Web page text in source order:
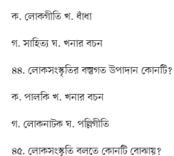
ক. লোকগীতি খ. ধাঁধা
গ. সাহিত্য ঘ. খনার বচন
৪৪. লোকসংস্কৃতির বস্তুগত উপাদান কোনটি?
ক. পালকি খ. খনার বচন
গ. লোকনাটক ঘ. পল্লিগীতি
৪৫. লোকসংস্কৃতি বলতে কোনটি বোঝায়?